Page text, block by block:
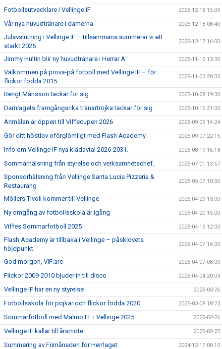
Fotbollsutvecklare i Vellinge IF 2025-12-18 15:05
Vår nya huvudtränare i damerna 2025-12-18 08:40
Julavslutning i Vellinge IF – tillsammans summerar vi ett
starkt 2025
2025-12-17 16:00
Jimmy Hultin blir ny huvudtränare i Herrar A 2025-11-15 13:30
Välkommen på prova-på fotboll med Vellinge IF – för
flickor födda 2015
2025-11-03 20:35
Bengt Månsson tackar för sig 2025-10-28 19:30
Damlagets framgångsrika tränartrojka tackar för sig 2025-10-16 21:00
Anmälan är öppen till Viffecupen 2026 2025-09-09 14:24
Gör ditt höstlov oförglömligt med Flash Academy 2025-09-07 22:15
Info om Vellinge IF nya klädavtal 2026-2031. 2025-08-19 16:18
Sommarhälsning från styrelse och verksamhetschef. 2025-07-01 13:57
Sponsorhälsning från Vellinge Santa Lucia Pizzeria &
Restaurang
2025-05-07 10:30
Möllers Tivoli kommer till Vellinge 2025-04-29 13:00
Ny omgång av fotbollsskola är igång 2025-04-20 15:00
Viffes Sommarfotboll 2025 2025-04-15 12:00
Flash Academy är tillbaka i Vellinge – påsklovets
höjdpunkt
2025-04-07 16:00
God morgon, VIF:are 2025-04-07 08:00
Flickor 2009-2010 bjuder in till disco 2025-04-04 20:03
Vellinge IF har en ny styrelse 2025-03-26
Fotbollsskola för pojkar och flickor födda 2020 2025-03-08 18:23
Sommarfotboll med Malmö FF i Vellinge 2025 2025-02-26
Vellinge IF kallar till årsmöte 2025-02-25
Summering av Frimånaden för Herrlaget. 2024-12-17 00:10